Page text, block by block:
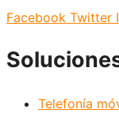
Facebook Twitter
Telefonía